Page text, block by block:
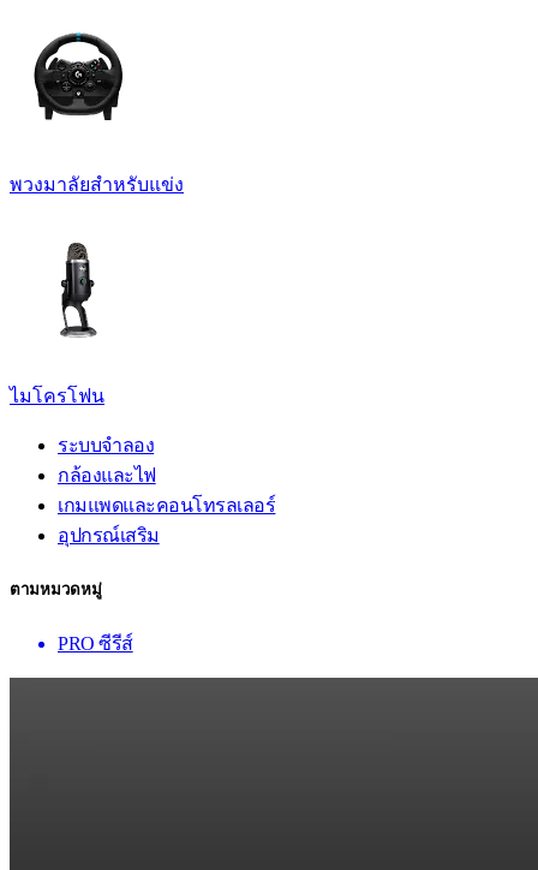
พวงมาลัยสำหรับแข่ง
ไมโครโฟน
ระบบจำลอง
กล้องและไฟ
เกมแพดและคอนโทรลเลอร์
อุปกรณ์เสริม
ตามหมวดหมู่
PRO ซีรีส์